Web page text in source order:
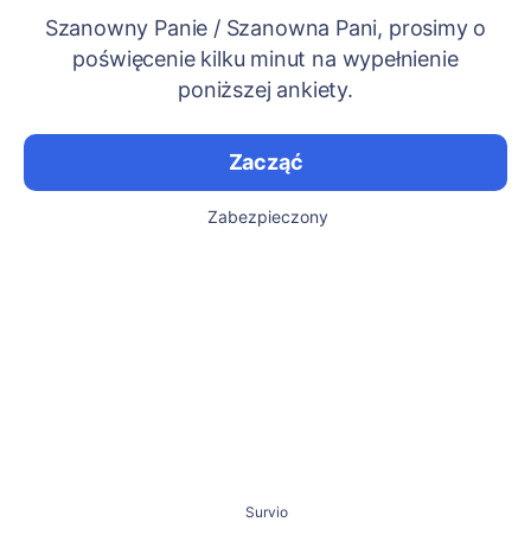
Szanowny Panie / Szanowna Pani, prosimy o
poświęcenie kilku minut na wypełnienie
poniższej ankiety.
Zacząć
Zabezpieczony
Survio